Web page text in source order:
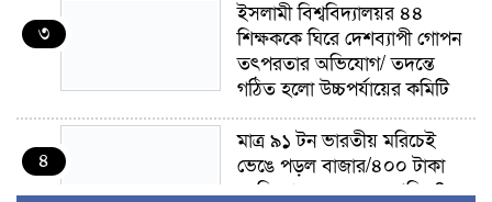
৩
ইসলামী বিশ্ববিদ্যালয়র ৪৪
শিক্ষককে ঘিরে দেশব্যাপী গোপন
তৎপরতার অভিযোগ/ তদন্তে
গঠিত হলো উচ্চপর্যায়ের কমিটি
৪
মাত্র ৯১ টন ভারতীয় মরিচেই
ভেঙে পড়ল বাজার/৪০০ টাকা
কেজি দাম কে ধরে রেখেছিল?